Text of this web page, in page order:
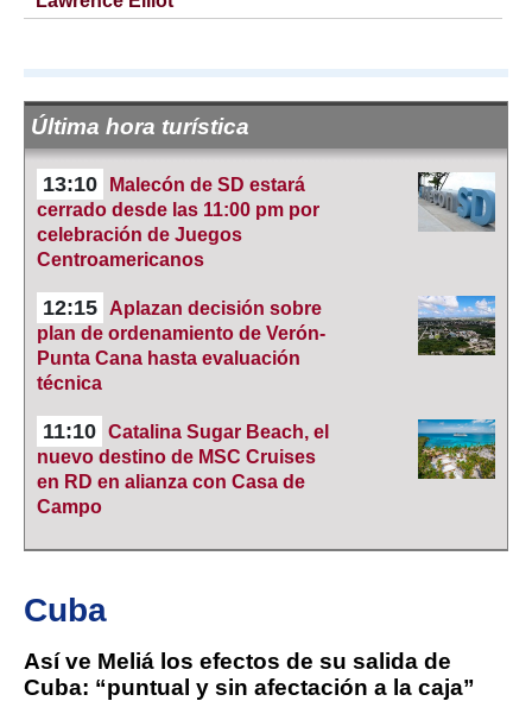
Última hora turística
13:10
Malecón de SD estará
cerrado desde las 11:00 pm por
celebración de Juegos
Centroamericanos
12:15
Aplazan decisión sobre
plan de ordenamiento de Verón-
Punta Cana hasta evaluación
técnica
11:10 Catalina Sugar Beach, el
nuevo destino de MSC Cruises
en RD en alianza con Casa de
Campo
Cuba
Así ve Meliá los efectos de su salida de
Cuba: “puntual y sin afectación a la caja”